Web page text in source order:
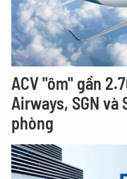
ACV "ôm" gần
Airways, SGN
phòng